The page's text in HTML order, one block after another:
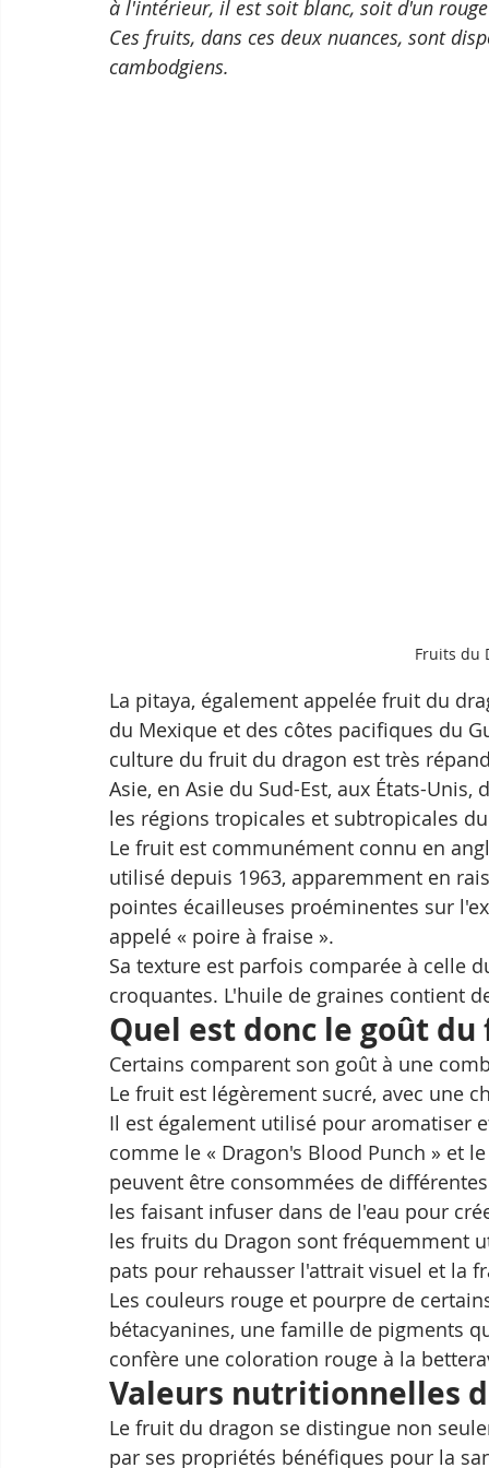
à l'intérieur, il est soit blanc, soit d'un
Ces fruits, dans ces deux nuances, sont
cambodgiens.
Fruits du
La pitaya, également appelée fruit du
du Mexique et des côtes pacifiques du
culture du fruit du dragon est très
Asie, en Asie du Sud-Est, aux États-
les régions tropicales et subtropicales
Le fruit est communément connu en
utilisé depuis 1963, apparemment en
pointes écailleuses proéminentes sur
appelé « poire à fraise ».
Sa texture est parfois comparée à celle
croquantes. L'huile de graines contient
Quel est donc le goût
Certains comparent son goût à une
Le fruit est légèrement sucré, avec une
Il est également utilisé pour aromatiser
comme le « Dragon's Blood Punch » et
peuvent être consommées de
les faisant infuser dans de l'eau pour
les fruits du Dragon sont fréquemment
pats pour rehausser l'attrait visuel et la
Les couleurs rouge et pourpre de
bétacyanines, une famille de pigments
confère une coloration rouge à la
Valeurs nutritionnelles
Le fruit du dragon se distingue non
par ses propriétés bénéfiques pour la